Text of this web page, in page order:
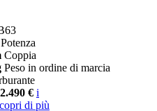
Potenza
Coppia
Peso in ordine di marcia
€ i
di più